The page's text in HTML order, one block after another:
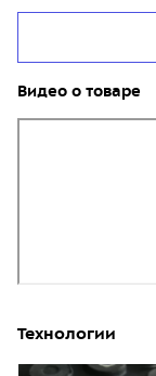
Видео о товаре
Технологии